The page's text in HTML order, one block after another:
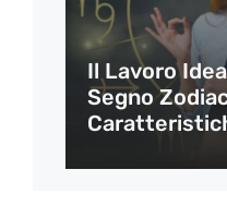
Il Lavoro
Segno